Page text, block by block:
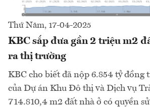
Thứ Năm, 17-04-2025
KBC sắp đưa gần 2 triệu m2
ra thị trường
KBC cho biết đã nộp 6.854 tỷ đồng
của Dự án Khu Đô thị và Dịch vụ
714.810,4 m2 đất nhà ở có quyền